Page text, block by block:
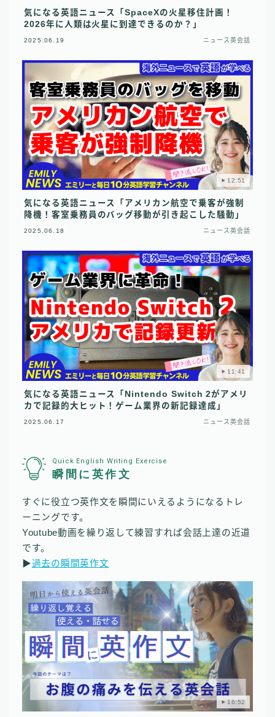
気になる英語ニュース「SpaceXの火星移住計画！
2026年に人類は火星に到達できるのか？」
2025.06.19 ニュース英会話
12:51
気になる英語ニュース「アメリカン航空で乗客が強制
降機！客室乗務員のバッグ移動が引き起こした騒動」
2025.06.18 ニュース英会話
11:41
気になる英語ニュース「Nintendo Switch 2がアメリ
カで記録的大ヒット！ゲーム業界の新記録達成」
2025.06.17 ニュース英会話
Quick English Writing Exercise
瞬間に英作文
すぐに役立つ英作文を瞬間にいえるようになるトレ
ーニングです。
Youtube動画を繰り返して練習すれば会話上達の近道
です。
▶︎過去の瞬間英作文
16:52